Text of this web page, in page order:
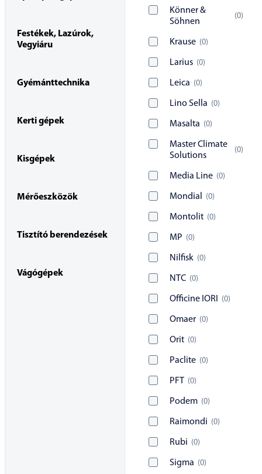
Könner &
Söhnen
(0)
Krause (0)
Larius (0)
Leica (0)
Lino Sella (0)
Masalta (0)
Master Climate
Solutions
(0)
Media Line (0)
Mondial (0)
Montolit (0)
MP (0)
Nilfisk (0)
NTC (0)
Officine IORI (0)
Omaer (0)
Orit (0)
Paclite (0)
PFT (0)
Podem (0)
Raimondi (0)
Rubi (0)
Sigma (0)
Festékek, Lazúrok,
Vegyiáru
Gyémánttechnika
Kerti gépek
Kisgépek
Mérőeszközök
Tisztító berendezések
Vágógépek